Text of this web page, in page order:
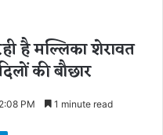
है मल्लिका शेरावत
की बौछार
PM 1 minute read